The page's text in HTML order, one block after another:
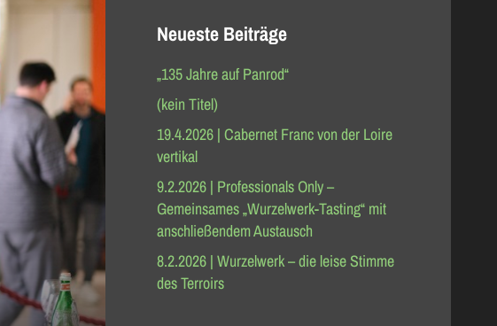
Neueste Beiträge
„135 Jahre auf Panrod“
(kein Titel)
19.4.2026 | Cabernet Franc von der Loire
vertikal
9.2.2026 | Professionals Only –
Gemeinsames „Wurzelwerk-Tasting“ mit
anschließendem Austausch
8.2.2026 | Wurzelwerk – die leise Stimme
des Terroirs